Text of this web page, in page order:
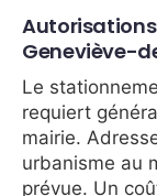
Geneviève-
Le
requiert
mairie.
urbanisme au
prévue. Un